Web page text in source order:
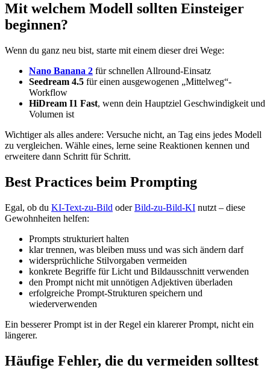
Mit welchem Modell sollten Einsteiger
beginnen?
Wenn du ganz neu bist, starte mit einem dieser drei Wege:
Nano Banana 2 für schnellen Allround-Einsatz
Seedream 4.5 für einen ausgewogenen „Mittelweg“-
Workflow
HiDream I1 Fast, wenn dein Hauptziel Geschwindigkeit und
Volumen ist
Wichtiger als alles andere: Versuche nicht, an Tag eins jedes Modell
zu vergleichen. Wähle eines, lerne seine Reaktionen kennen und
erweitere dann Schritt für Schritt.
Best Practices beim Prompting
Egal, ob du KI-Text-zu-Bild oderBild-zu-Bild-KI nutzt – diese
Gewohnheiten helfen:
Prompts strukturiert halten
klar trennen, was bleiben muss und was sich ändern darf
widersprüchliche Stilvorgaben vermeiden
konkrete Begriffe für Licht und Bildausschnitt verwenden
den Prompt nicht mit unnötigen Adjektiven überladen
erfolgreiche Prompt-Strukturen speichern und
wiederverwenden
Ein besserer Prompt ist in der Regel ein klarerer Prompt, nicht ein
längerer.
Häufige Fehler, die du vermeiden solltest